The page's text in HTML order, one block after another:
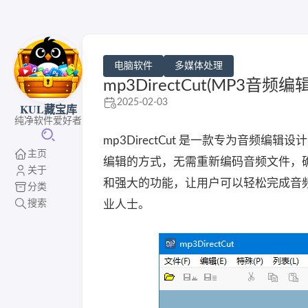
KUL藏宝库
纯净软件爱好者
主页
关于
分类
搜索
电脑软件 多媒体处理
mp3DirectCut(MP3音频编
2025-02-03
mp3DirectCut 是一款专为音频编辑设
编辑的方式，无需重新编码音频文件
和强大的功能，让用户可以轻松完成
业人士。